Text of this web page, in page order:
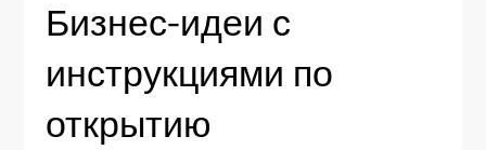
Бизнес-идеи с
инструкциями по
открытию